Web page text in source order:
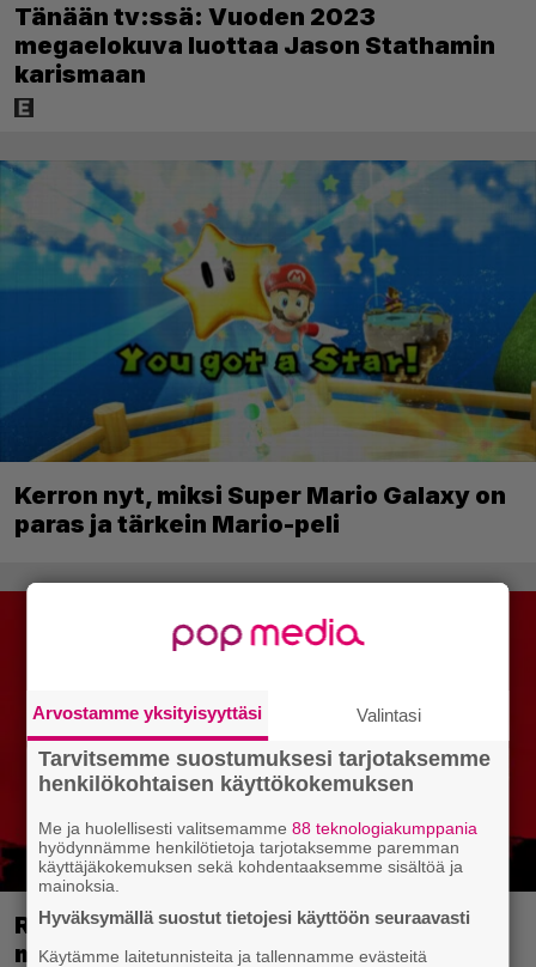
Tänään tv:ssä: Vuoden 2023
megaelokuva luottaa Jason Stathamin
karismaan
Kerron nyt, miksi Super Mario Galaxy on
paras ja tärkein Mario-peli
Red Dead Redemption 2:n
menestyskulku jatkuu – Rockstarin
Arvostamme yksityisyyttäsi Valintasi
Tarvitsemme suostumuksesi tarjotaksemme
henkilökohtaisen käyttökokemuksen
Me ja huolellisesti valitsemamme88 teknologiakumppania
hyödynnämme henkilötietoja tarjotaksemme paremman
käyttäjäkokemuksen sekä kohdentaaksemme sisältöä ja
mainoksia.
Hyväksymällä suostut tietojesi käyttöön seuraavasti
Käytämme laitetunnisteita ja tallennamme evästeitä